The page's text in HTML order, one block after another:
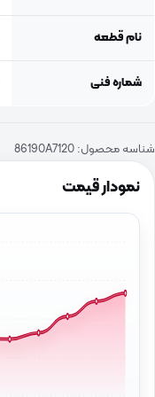
نمودار قیمت
نام قطعه
شماره فنی
شناسه محصول: 86190A7120